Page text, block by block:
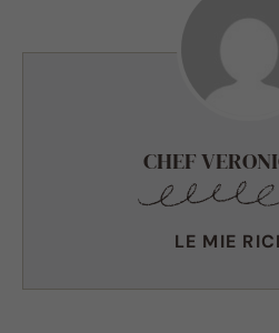
CHEF
LE MIE